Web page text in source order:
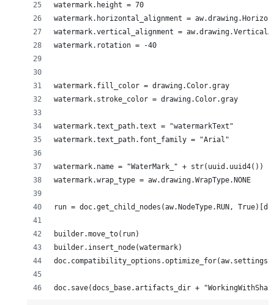
watermark.height = 70
watermark.horizontal_alignment =
watermark.vertical_alignment =
watermark.rotation = -40
watermark.fill_color = drawing.Color.gray
watermark.stroke_color = drawing.Color.gray
watermark.text_path.text = "watermarkText"
watermark.text_path.font_family = "Arial"
watermark.name = "WaterMark_" + str(uuid.uuid4())
watermark.wrap_type = aw.drawing.WrapType.NONE
run = doc.get_child_nodes(aw.NodeType.RUN,
builder.move_to(run)
builder.insert_node(watermark)
doc.save(docs_base.artifacts_dir +